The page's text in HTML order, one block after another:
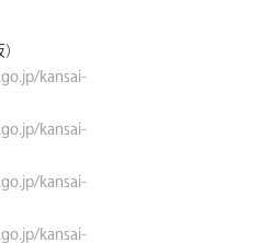
kansai-
kansai-
kansai-
kansai-